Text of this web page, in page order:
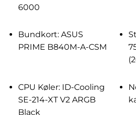
6000
Bundkort: ASUS
PRIME B840M-A-CSM
CPU Køler: ID-Cooling
SE-214-XT V2 ARGB
Black